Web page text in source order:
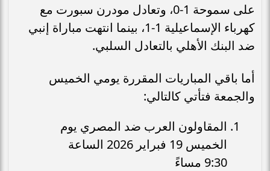
على سموحة 1-0، وتعادل مودرن سبورت مع
كهرباء الإسماعيلية 1-1، بينما انتهت مباراة إنبي
ضد البنك الأهلي بالتعادل السلبي.
أما باقي المباريات المقررة يومي الخميس
والجمعة فتأتي كالتالي:
المقاولون العرب ضد المصري يوم
الخميس 19 فبراير 2026 الساعة
9:30 مساءً